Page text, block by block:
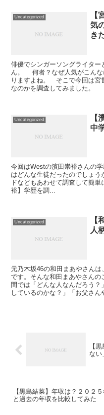
Uncategorized
【
気
き
俳優でシンガーソングライター
ん。 何者？なぜ人気がこ
りますよね。 そこで今回は宮
なのかを調査してみました
Uncategorized
【
中
今回はWestの濱田崇裕さんの
はどんな生徒だったのでしょ
ドなどもあわせて調査して簡
裕】学歴を調...
Uncategorized
【
人
元乃木坂46の和田まあやさん
です。そんな和田まあやさん
間では「どんな人なんだろう
しているのかな？」「お父さ
【
ない
【黒島結菜】年収は？２０２
と過去の年収を比較してみた